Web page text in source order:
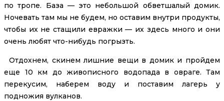
по тропе. База — это небольшой обветшалый домик.
Ночевать там мы не будем, но оставим внутри продукты,
чтобы их не стащили евражки — их здесь много и они
очень любят что-нибудь погрызть.
Отдохнем, скинем лишние вещи в домик и пройдем
еще 10 км до живописного водопада в овраге. Там
перекусим, наберем воду и поставим лагерь у
подножия вулканов.